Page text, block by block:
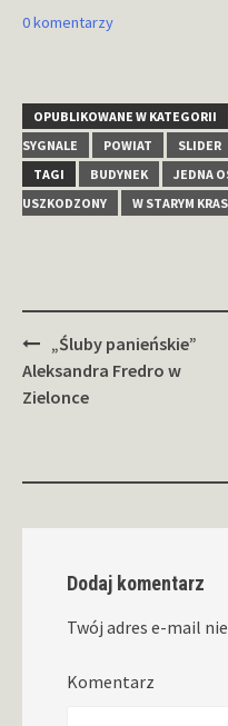
0 komentarzy
OPUBLIKOWANE W KATEGORII
SYGNALE
POWIAT
SLIDER
TAGI
BUDYNEK JEDNA
USZKODZONY
W STARYM
Zobacz
wpisy
„Śluby panieńskie”
Aleksandra Fredro w
Zielonce
Dodaj komentarz
Twój adres e-mail
Komentarz